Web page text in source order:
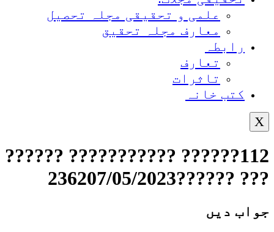
علمی و تحقیقی مجلہ تحصیل
معارف مجلہ تحقیق
رابطہ
تعارف
تاثرات
کتب خانہ
X
112?????? ??????????? ??????
??? ??????236207/05/2023
جواب دیں